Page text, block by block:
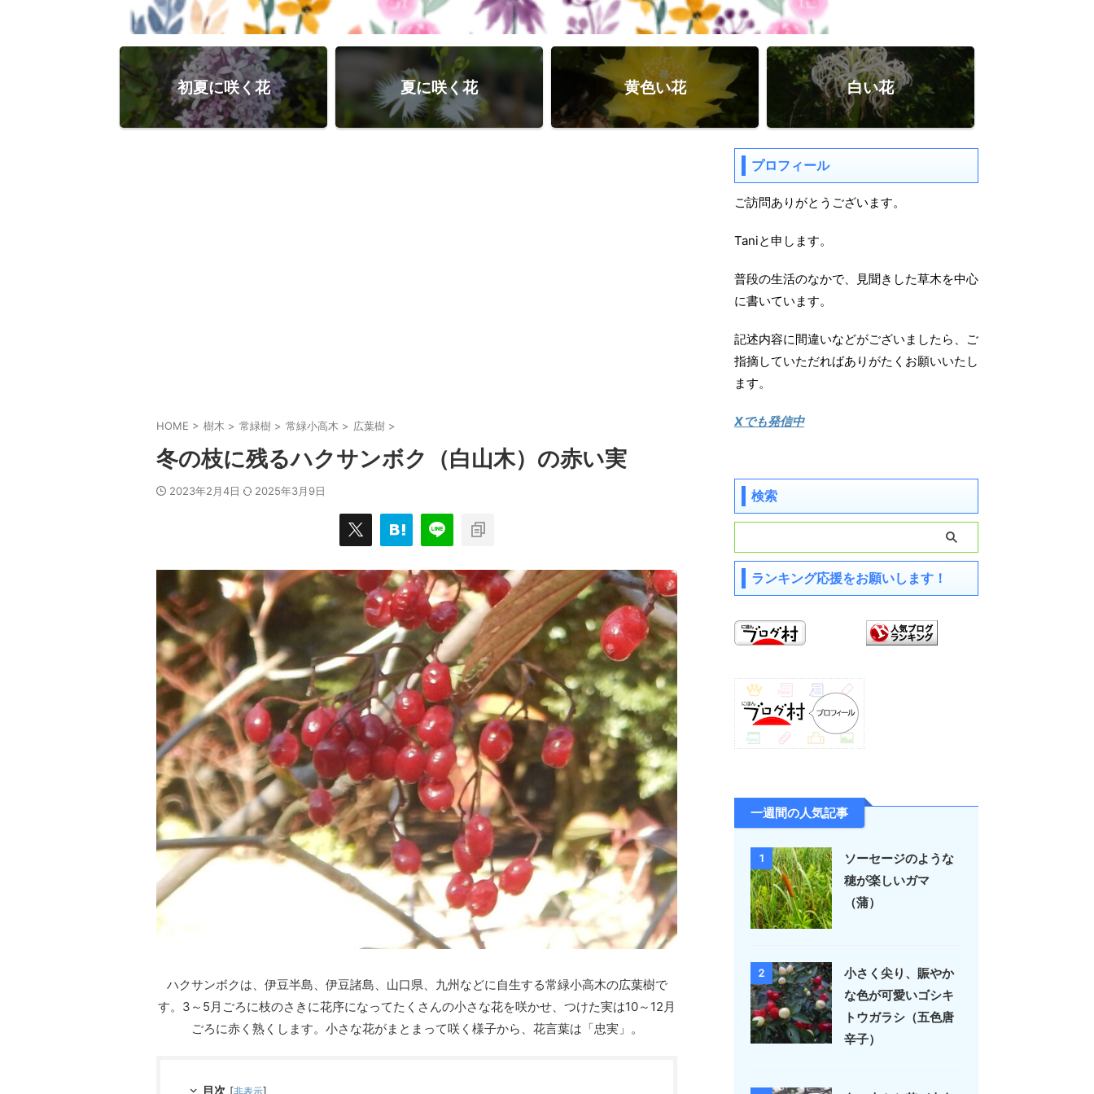
初夏に咲く花 夏に咲く花 黄色い花 白い花
HOME > 樹木 > 常緑樹 > 常緑小高木 > 広葉樹 >
冬の枝に残るハクサンボク（白山木）の赤い実
2023年2月4日 2025年3月9日
ハクサンボクは、伊豆半島、伊豆諸島、山口県、九州などに自生する常緑小高木の広葉樹で
す。3～5月ごろに枝のさきに花序になってたくさんの小さな花を咲かせ、つけた実は10～12月
ごろに赤く熟くします。小さな花がまとまって咲く様子から、花言葉は「忠実」。
目次 [非表示]
プロフィール
ご訪問ありがとうございます。
Taniと申します。
普段の生活のなかで、見聞きした草木を中心
に書いています。
記述内容に間違いなどがございましたら、ご
指摘していただればありがたくお願いいたし
ます。
Xでも発信中
検索
ランキング応援をお願いします！
一週間の人気記事
1
ソーセージのような
穂が楽しいガマ
（蒲）
2
小さく尖り、賑やか
な色が可愛いゴシキ
トウガラシ（五色唐
辛子）